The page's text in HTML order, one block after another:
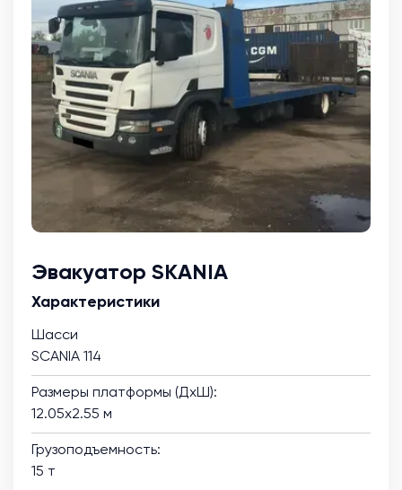
Эвакуатор SKANIA
Характеристики
Шасси
SCANIA 114
Размеры платформы (ДхШ):
12.05х2.55 м
Грузоподъемность:
15 т